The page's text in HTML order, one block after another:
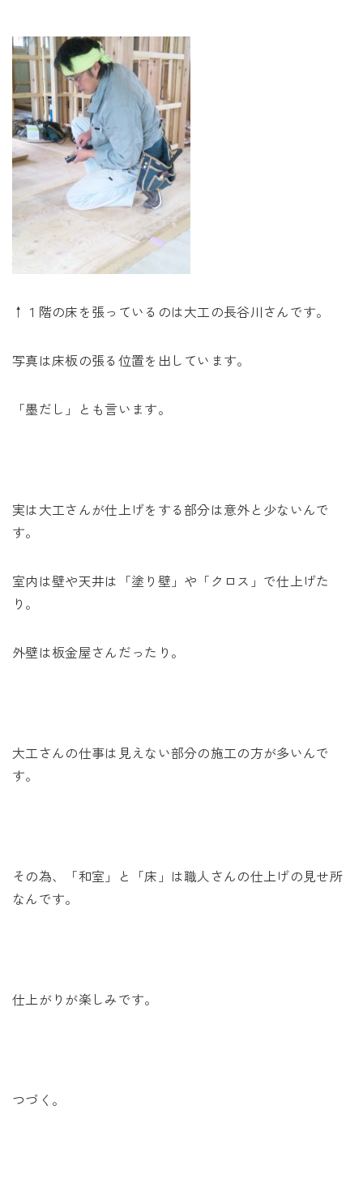
↑１階の床を張っているのは大工の長谷川さんです。
写真は床板の張る位置を出しています。
「墨だし」とも言います。
実は大工さんが仕上げをする部分は意外と少ないんで
す。
室内は壁や天井は「塗り壁」や「クロス」で仕上げた
り。
外壁は板金屋さんだったり。
大工さんの仕事は見えない部分の施工の方が多いんで
す。
その為、「和室」と「床」は職人さんの仕上げの見せ所
なんです。
仕上がりが楽しみです。
つづく。